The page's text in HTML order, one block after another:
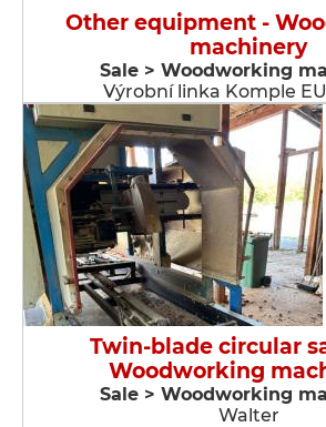
Other equipment -
machinery
Sale > Woodworking
Výrobní linka Komple
Twin-blade circular
Woodworking
Sale > Woodworking
Walter